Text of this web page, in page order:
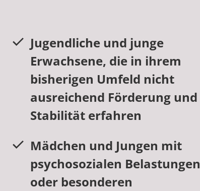
Jugendliche und junge
Erwachsene, die in ihrem
bisherigen Umfeld nicht
ausreichend Förderung und
Stabilität erfahren
Mädchen und Jungen mit
psychosozialen Belastungen
oder besonderen